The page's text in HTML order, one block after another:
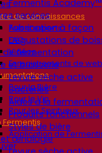
de connaissances
Avis d’experts
FAQ
Vidéos
Enregistrements de
Pour la Bière
Pour le Vin
Pour les Spiritueux
Fermentis
Application de
Fermentis Academy™
services
Fabrication à façon
Dégustations de
de fermentation
et brasserie
Levure sèche active
Bactéries
Aides à la
Produits fonctionnels
Styles de bière
et œnologie